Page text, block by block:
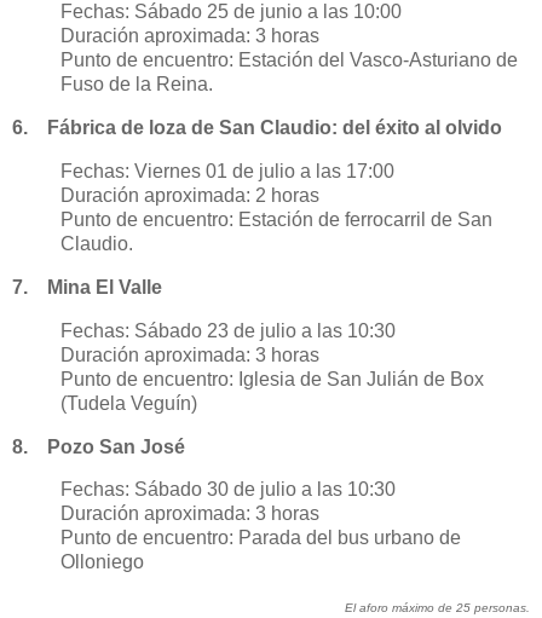
Fechas: Sábado 25 de junio a las 10:00
Duración aproximada: 3 horas
Punto de encuentro: Estación del Vasco-Asturiano de
Fuso de la Reina.
6. Fábrica de loza de San Claudio: del éxito al olvido
Fechas: Viernes 01 de julio a las 17:00
Duración aproximada: 2 horas
Punto de encuentro: Estación de ferrocarril de San
Claudio.
7. Mina El Valle
Fechas: Sábado 23 de julio a las 10:30
Duración aproximada: 3 horas
Punto de encuentro: Iglesia de San Julián de Box
(Tudela Veguín)
8. Pozo San José
Fechas: Sábado 30 de julio a las 10:30
Duración aproximada: 3 horas
Punto de encuentro: Parada del bus urbano de
Olloniego
El aforo máximo de 25 personas.